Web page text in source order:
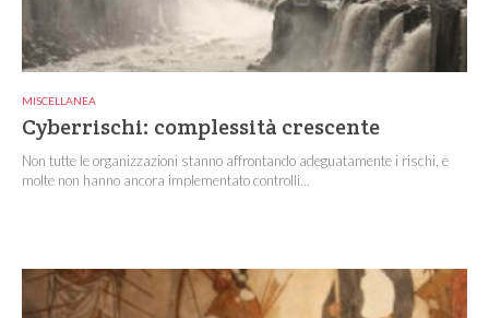
MISCELLANEA
Cyberrischi: complessità crescente
Non tutte le organizzazioni stanno affrontando adeguatamente i rischi, e
molte non hanno ancora implementato controlli...